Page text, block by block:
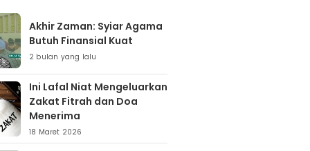
Akhir Zaman: Syiar Agama
Butuh Finansial Kuat
2 bulan yang lalu
Ini Lafal Niat Mengeluarkan
Zakat Fitrah dan Doa
Menerima
18 Maret 2026